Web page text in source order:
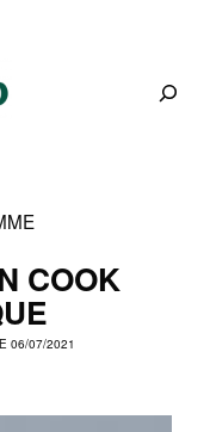
COOK
06/07/2021